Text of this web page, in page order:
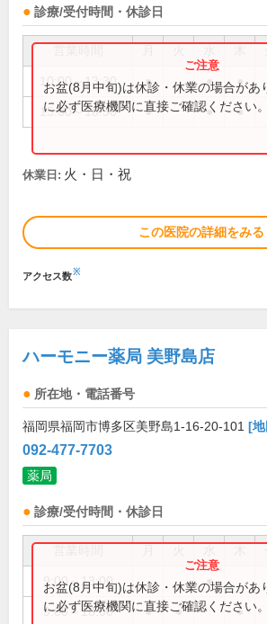
診療/受付時間・休診日
10:00～13:30 ● ● ●
15:00～18:30 ● ● ●
お盆(8月中旬)は休診・休業の場合があ
に必ず医療機関に直接ご確認ください。
休業日: 火・日・祝
この医院の詳細をみる
アクセス数※
ハーモニー薬局 美野島店
所在地・電話番号
福岡県福岡市博多区美野島1-16-20-101 [
092-477-7703
薬局
診療/受付時間・休診日
9:00～13:00 ●
9:00～18:00 ● ● ●
お盆(8月中旬)は休診・休業の場合があ
に必ず医療機関に直接ご確認ください。